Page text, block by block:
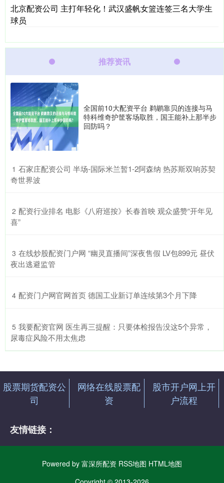
北京配资公司 主打年轻化！武汉盛帆女篮连签三名大学生
球员
推荐资讯
全国前10大配资平台 鹈鹕靠贝的连接与马
特科维奇护筐客场取胜，国王能补上那半步
回防吗？
1 ​石家庄配资公司 半场-国际米兰暂1-2阿森纳 热苏斯双响苏契
奇世界波
2 ​配资行业排名 电影《八府巡按》长春首映 观众盛赞“开年见
喜”
3 ​在线炒股配资门户网 “幽灵直播间”深夜售假 LV包899元 昼伏
夜出逃避监管
4 ​配资门户网官网首页 德国工业新订单连续第3个月下降
5 ​我要配资官网 医生再三提醒：只要体检报告没这5个异常，
尿毒症风险不用太焦虑
股票期货配资公
司
网络在线股票配
资
股市开户网上开
户流程
友情链接：
Powered by 富深所配资 RSS地图 HTML地图